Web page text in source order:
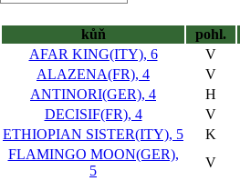
kůň pohl.
AFAR KING(ITY), 6
V
ALAZENA(FR), 4
V
ANTINORI(GER), 4
H
DECISIF(FR), 4
V
ETHIOPIAN SISTER(ITY), 5
K
FLAMINGO MOON(GER),
5
V